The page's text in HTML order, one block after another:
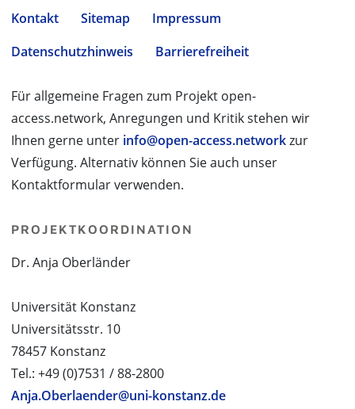
Kontakt Sitemap
Impressum
Datenschutzhinweis
Barrierefreiheit
Für allgemeine Fragen zum Projekt open-
access.network, Anregungen und Kritik stehen wir
Ihnen gerne unter info@open-access.networkzur
Verfügung. Alternativ können Sie auch unser
Kontaktformular verwenden.
PROJEKTKOORDINATION
Dr. Anja Oberländer
Universität Konstanz
Universitätsstr. 10
78457 Konstanz
Tel.: +49 (0)7531 / 88-2800
Anja.Oberlaender@uni-konstanz.de